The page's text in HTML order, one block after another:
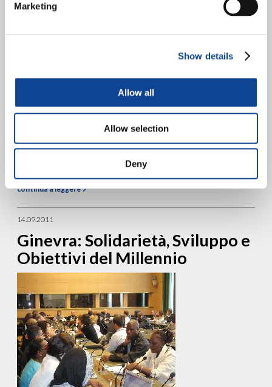
Marketing
Show details
Allow all
Allow selection
Deny
evento organizzato nel 2011 dalla Commissione Programmatica
Mista (CPM) dell’UNESCO nell’ambito del “Dialogo tra le culture
continua a leggere
14.09.2011
Ginevra: Solidarietà, Sviluppo e
Obiettivi del Millennio